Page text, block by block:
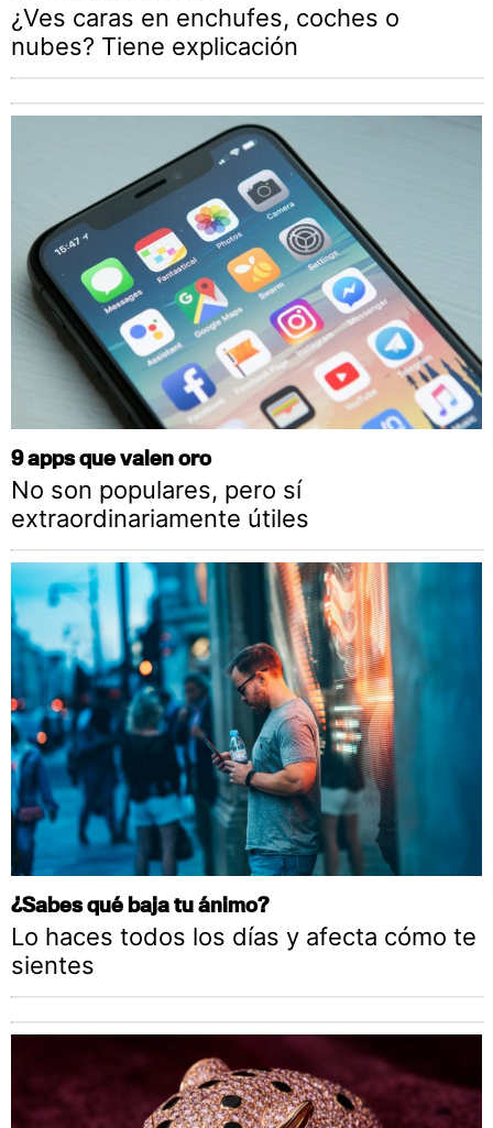
¿Ves caras en enchufes, coches o
nubes? Tiene explicación
9 apps que valen oro
No son populares, pero sí
extraordinariamente útiles
¿Sabes qué baja tu ánimo?
Lo haces todos los días y afecta cómo te
sientes